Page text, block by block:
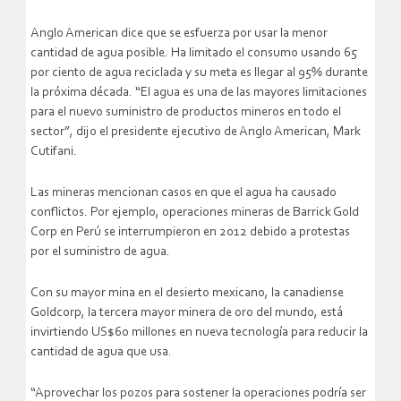
Anglo American dice que se esfuerza por usar la menor
cantidad de agua posible. Ha limitado el consumo usando 65
por ciento de agua reciclada y su meta es llegar al 95% durante
la próxima década. “El agua es una de las mayores limitaciones
para el nuevo suministro de productos mineros en todo el
sector”, dijo el presidente ejecutivo de Anglo American, Mark
Cutifani.
Las mineras mencionan casos en que el agua ha causado
conflictos. Por ejemplo, operaciones mineras de Barrick Gold
Corp en Perú se interrumpieron en 2012 debido a protestas
por el suministro de agua.
Con su mayor mina en el desierto mexicano, la canadiense
Goldcorp, la tercera mayor minera de oro del mundo, está
invirtiendo US$60 millones en nueva tecnología para reducir la
cantidad de agua que usa.
“Aprovechar los pozos para sostener la operaciones podría ser